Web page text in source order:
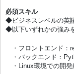
必須スキル
◆ビジネスレベルの英
◆以下いずれかの強み
・フロントエンド：
・バックエンド：
・Linux環境での開発